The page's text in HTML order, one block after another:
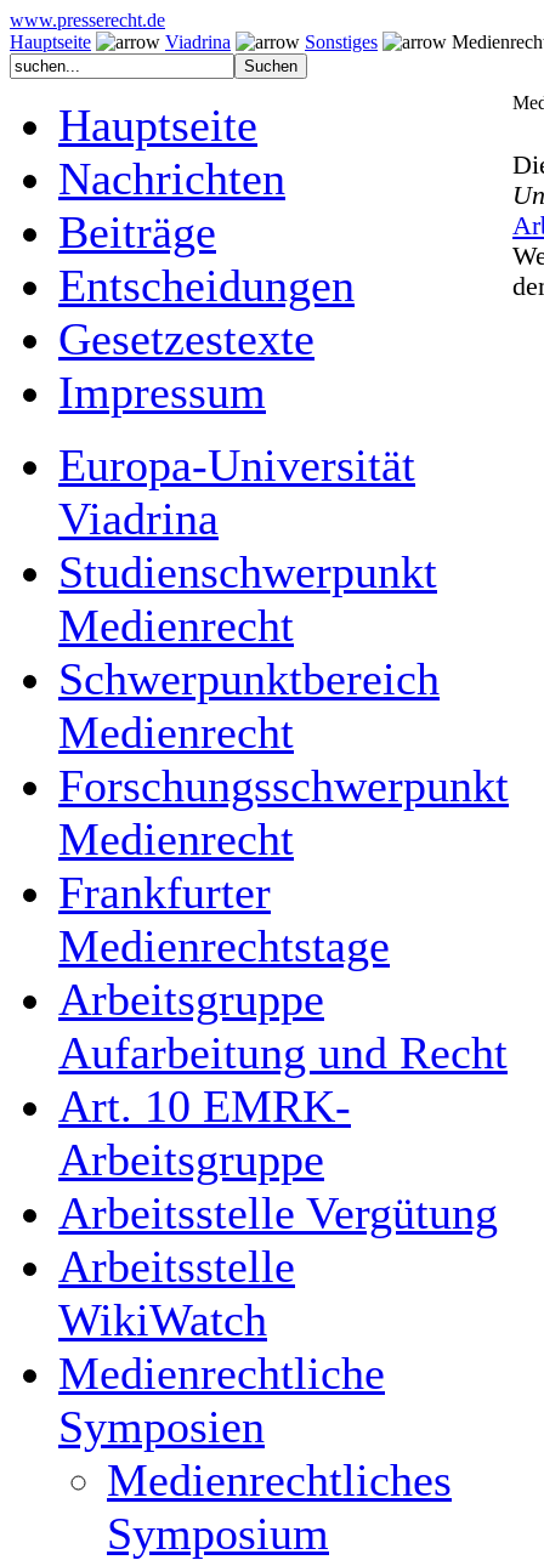
www.presserecht.de
Hauptseite
Viadrina Sonstiges
Hauptseite
Nachrichten
Beiträge
Entscheidungen
Gesetzestexte
Impressum
Europa-Universität
Viadrina
Studienschwerpunkt
Medienrecht
Schwerpunktbereich
Medienrecht
Forschungsschwerpunkt
Medienrecht
Frankfurter
Medienrechtstage
Arbeitsgruppe
Aufarbeitung und Recht
Art. 10 EMRK-
Arbeitsgruppe
Arbeitsstelle Vergütung
Arbeitsstelle
WikiWatch
Medienrechtliche
Symposien
Medienrechtliches
Symposium